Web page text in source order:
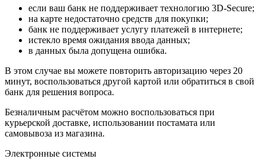
если ваш банк не поддерживает технологию 3D-Secure;
на карте недостаточно средств для покупки;
банк не поддерживает услугу платежей в интернете;
истекло время ожидания ввода данных;
в данных была допущена ошибка.
В этом случае вы можете повторить авторизацию через 20
минут, воспользоваться другой картой или обратиться в свой
банк для решения вопроса.
Безналичным расчётом можно воспользоваться при
курьерской доставке, использовании постамата или
самовывоза из магазина.
Электронные системы